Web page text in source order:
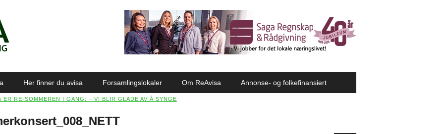
Her finner du avisa Forsamlingslokaler Om ReAvisa Annonse- og folkefinansiert
ER RE-SOMMEREN I GANG: – VI BLIR GLADE AV Å SYNGE